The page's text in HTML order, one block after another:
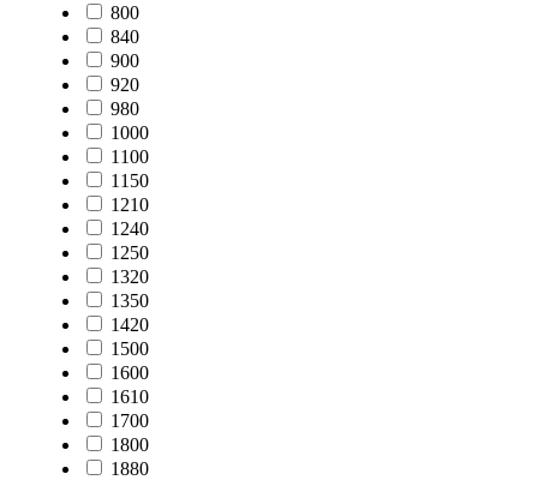
800
840
900
920
980
1000
1100
1150
1210
1240
1250
1320
1350
1420
1500
1600
1610
1700
1800
1880